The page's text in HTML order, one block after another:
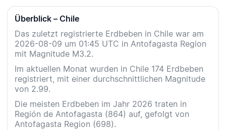
Überblick – Chile
Das zuletzt registrierte Erdbeben in Chile war am
2026-08-09 um 01:45 UTC in Antofagasta Region
mit Magnitude M3.2.
Im aktuellen Monat wurden in Chile 174 Erdbeben
registriert, mit einer durchschnittlichen Magnitude
von 2.99.
Die meisten Erdbeben im Jahr 2026 traten in
Región de Antofagasta (864) auf, gefolgt von
Antofagasta Region (698).